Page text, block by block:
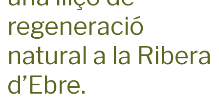
regeneració
natural a la Ribera
d’Ebre.